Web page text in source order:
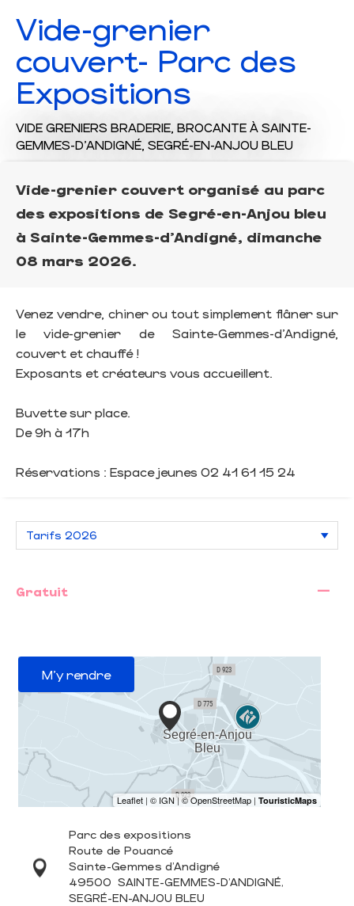
Vide-grenier
couvert- Parc des
Expositions
VIDE GRENIERS BRADERIE, BROCANTE À SAINTE-
GEMMES-D'ANDIGNÉ, SEGRÉ-EN-ANJOU BLEU
Vide-grenier couvert organisé au parc
des expositions de Segré-en-Anjou bleu
à Sainte-Gemmes-d'Andigné, dimanche
08 mars 2026.
Venez vendre, chiner ou tout simplement flâner sur
le vide-grenier de Sainte-Gemmes-d'Andigné,
couvert et chauffé !
Exposants et créateurs vous accueillent.
Buvette sur place.
De 9h à 17h
Réservations : Espace jeunes 02 41 61 15 24
Gratuit —
M'y rendre
Parc des expositions
Route de Pouancé
Sainte-Gemmes d'Andigné
49500 SAINTE-GEMMES-D'ANDIGNÉ,
SEGRÉ-EN-ANJOU BLEU